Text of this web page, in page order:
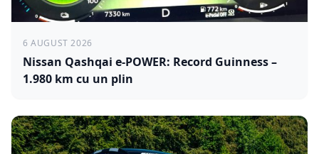
6 AUGUST 2026
Nissan Qashqai e-POWER: Record Guinness –
1.980 km cu un plin